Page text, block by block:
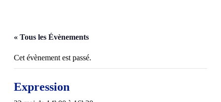
« Tous les Évènements
Cet évènement est passé.
Expression